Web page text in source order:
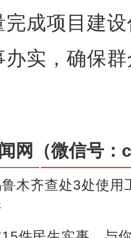
完成项目建
办实，确保
网 （微信号
木齐查处3处使用
吉木乃口岸通关8个月